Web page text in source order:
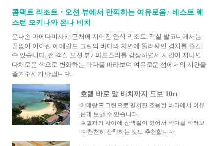
콤팩트 리조트・오션 뷰에서 만끽하는 여유로움♪ 베스트 웨
스턴 오키나와 온나 비치
온나손 마에다미사키 근처에 지어진 안식 리조트. 객실 발코니에서는
끝없이 이어진 에메랄드 그린의 바다와 자연에 둘러싸인 경치를 즐길
수 있습니다. 전 객실 오션 뷰♪ 파도소리를 감상하면서 시간이 지나면
다채로운 색으로 변화하는 바다를 바라보며 여유로운 섬에서의 시간을
즐겨주시기 바랍니다.
호텔 바로 앞 비치까지 도보 10m
에메랄드 그린으로 펼쳐진 조용한 바다에서 여유
롭게 보낼 수 있습니다.
호텔과의 사이에 산책길이 있어서 바다를 바라보
며 천천히 산책하는 것도 추천합니다.